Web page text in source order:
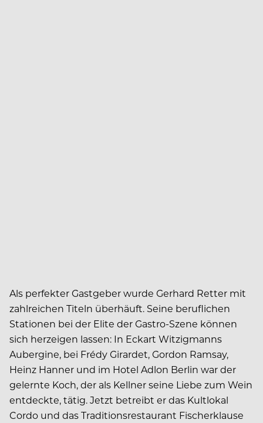
Als perfekter Gastgeber wurde Gerhard Retter mit
zahlreichen Titeln überhäuft. Seine beruflichen
Stationen bei der Elite der Gastro-Szene können
sich herzeigen lassen: In Eckart Witzigmanns
Aubergine, bei Frédy Girardet, Gordon Ramsay,
Heinz Hanner und im Hotel Adlon Berlin war der
gelernte Koch, der als Kellner seine Liebe zum Wein
entdeckte, tätig. Jetzt betreibt er das Kultlokal
Cordo und das Traditionsrestaurant Fischerklause